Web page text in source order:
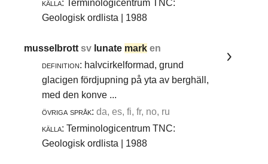
källa: Terminologicentrum TNC:
Geologisk ordlista | 1988
musselbrottsv lunate mark en
definition: halvcirkelformad, grund
glacigen fördjupning på yta av berghäll,
med den konve ...
övriga språk: da, es, fi, fr, no, ru
källa: Terminologicentrum TNC:
Geologisk ordlista | 1988